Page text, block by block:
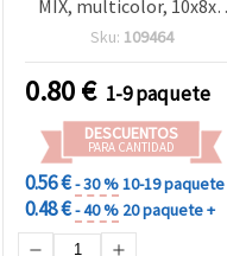
MIX, multicolor, 10x8x5
mm, agujero: 2 mm - 20
Sku: 109464
0.80€ 1-9 paquete
DESCUENTOS
PARA CANTIDAD
0.56 €- 30 %10-19 paquete
0.48 €- 40 % 20 paquete +